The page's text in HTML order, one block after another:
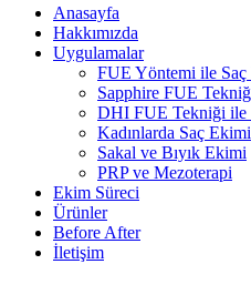
Anasayfa
Hakkımızda
Uygulamalar
FUE Yöntemi ile
Sapphire FUE
DHI FUE Tekniği ile
Kadınlarda Saç Ekimi
Sakal ve Bıyık Ekimi
PRP ve Mezoterapi
Ekim Süreci
Ürünler
Before After
İletişim